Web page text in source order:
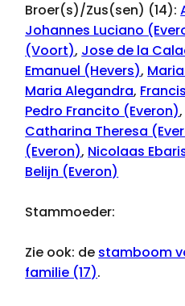
Broer(s)/Zus(sen) (14):
Johannes Luciano
(Voort), Jose de la
Emanuel (Hevers),
Maria Alegandra,
Pedro Francito (Everon),
Catharina Theresa
(Everon), Nicolaas
Belijn (Everon)
Stammoeder:
Zie ook: de stamboom
familie (17).